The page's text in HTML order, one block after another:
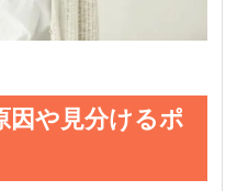
因や見分けるポ